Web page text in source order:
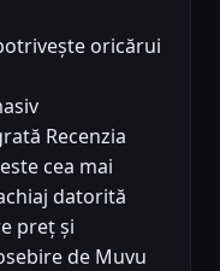
oricărui
Recenzia
cea mai
datorită
preț și
de Muvu